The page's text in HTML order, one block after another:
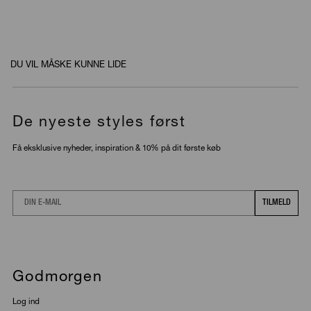
DU VIL MÅSKE KUNNE LIDE
Godmorgen
Log ind
De nyeste styles først
Få eksklusive nyheder, inspiration & 10% på dit første køb
Email
TILMELD